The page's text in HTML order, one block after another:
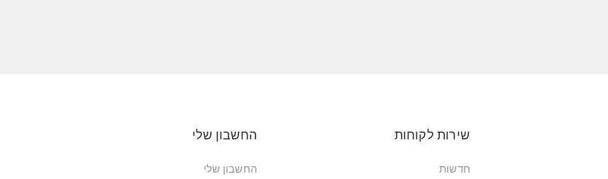
שירות לקוחות
חדשות
החשבון שלי
החשבון שלי